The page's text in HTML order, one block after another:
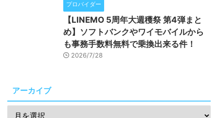
プロバイダー
【LINEMO 5周年大週穫祭 第4弾まと
め】ソフトバンクやワイモバイルから
も事務手数料無料で乗換出来る件！
2026/7/28
アーカイブ